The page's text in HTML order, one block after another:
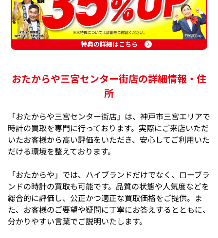
特典の詳細はこちら
おたからや三宮センター街店の詳細情報・住
所
「おたからや三宮センター街店」は、神戸市三宮エリアで
時計の買取を専門に行っております。実際にご来店いただ
いたお客様から高い評価をいただき、安心してご利用いた
だける環境を整えております。
「おたからや」では、ハイブランドだけでなく、ローブラ
ンドの時計の買取も可能です。品質の状態や人気度などを
総合的に評価し、公正かつ適正な買取価格をご提供。ま
た、お客様のご要望や疑問に丁寧にお答えするとともに、
分かりやすい言葉でご説明いたします。